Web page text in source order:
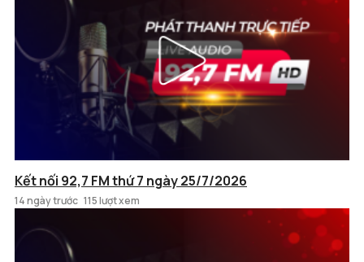
Kết nối 92,7 FM thứ 7 ngày 25/7/2026
14 ngày trước 115 lượt xem